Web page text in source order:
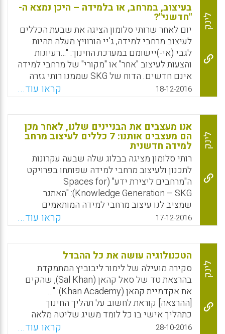
לינק
בעיצוב, במרחב, או בלמידה – היכן נמצא ה-
"חדשני"?
יום לאחר שרותי סלומון הציגה את שבעת הכללים
לעיצוב מרחבי למידה, ג'יי הורוויץ מעלה תהיות
לגבי (אי-)יישומם במערכת החינוך: "…רעיונות
והצעות לעיצוב "אחר" או "מקורי" של מרחבי למידה
אינם חדשים. הדוח של SKG שממנו רותי גזרה
את שבעה הכללים התפרסם בשנת 2011,
והפרויקט עצמו יצא לדרך בשנת 2008. והיו לא
מעט פרויקטים דומים שקדמו לו. בישראל,
למשל, ספרו של דוד חן, "בית-הספר העתידי
כרמים – בין תיאוריה למעשה" התפרסם בשנת
1999. התיאורים של מרחבי הלמידה שבספר
אינם זהים לאלה של SKG, אבל די ברור
שעקרונות העיצוב וההצעות לביצוע דומים מאד.
זאת ועוד: רבים מהעקרונות האלה יושמו במרחב
הפיסי של כרמים". אולם, אם אין בעקרונות אלו
כל חדש, מדוע מרחבי הלמידה הבית-ספריים
אינם מעוצבים בהתאם? (ג'יי הורוויץ).
WhatsApp
Facebook
Email
X
18-12-2016 קראו עוד...
לינק
אנו מעצבים את הבניינים שלנו, לאחר מכן
הם מעצבים אותנו: 7 כללים לעיצוב מרחב
למידה חדשנית
רותי סלומון מציגה בבלוג שלה שבעה עקרונות
לתכנון ולעיצוב מרחבי למידה שפותחו בפרויקט
ה"מרחבים ליצירת ידע" (Spaces for
Knowledge Generation – SKG): "האתגר
שמציב לנו עיצוב מרחבי למידה המותאמים
לתרבות ולאופי של הארגון החינוכי, אשר
מעמידים את הלומד במרכז, והם מושתתים
ומכוונים על ידי תפיסות פדגוגיות איתנות
ורלוונטיות, הינו אתגר העומד מול כל מוסד חינוכי
היום. כדי למנוע את הסכנה של השקעה רבה
ובנייה של סביבות גנריות, לא מותאמות ולא באמת
רלוונטיות לאוכלוסיות הלומדים יש להבין טוב טוב
את צרכי הקהל שילמדו בסביבות הללו, ולבנות
אותם על פי עקרונות פדגוגיות ועיצוב בדוקים.
דוגמה טובה של מחקר שנעשה הינה המסמך
17-12-2016 קראו עוד...
לינק
הטכנולוגיה עושה את כל ההבדל
סקירה מועילה של לימור ליבוביץ המתמקדת
בהרצאת טד של סאל‏ קהאן (Sal Khan), שהקים
את אקדמיית קהאן ‏(Khan Academy‏): "…
[ההרצאה] קוראת לחשוב על תהליך החינוך
כתהליך אישי בו כל לומד משיג שליטה מלאה
בתוכן ומסוגל לחשוב על עצמו במונחים של
28-10-2016 קראו עוד...